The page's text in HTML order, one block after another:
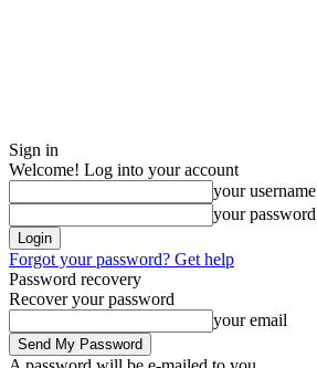
Sign in
Welcome! Log into your account
your username
your password
Forgot your password? Get help
Password recovery
Recover your password
your email